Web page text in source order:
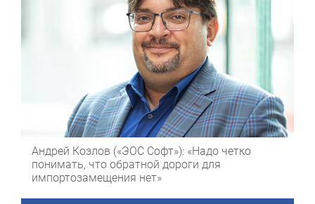
Андрей Козлов («ЭОС Софт»): «Надо четко
понимать, что обратной дороги для
импортозамещения нет»